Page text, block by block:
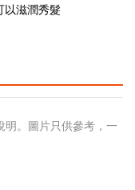
以滋潤秀髮
明。圖片只供參考，一